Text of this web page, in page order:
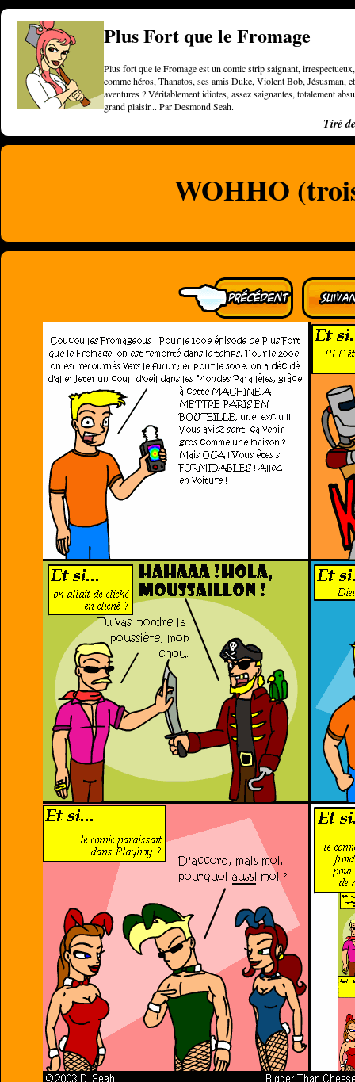
Plus Fort que le Fromage
Plus fort que le Fromage est un comic strip saignant,
comme héros, Thanatos, ses amis Duke, Violent Bob, Jésusman,
aventures ? Véritablement idiotes, assez saignantes, totalement
grand plaisir... Par Desmond Seah.
Tiré
WOHHO